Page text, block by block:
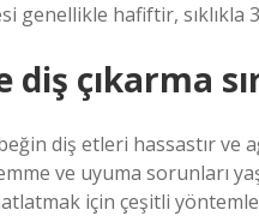
genellikle hafiftir, sıklıkla
diş çıkarma
diş etleri hassastır ve
ve uyuma sorunları
için çeşitli